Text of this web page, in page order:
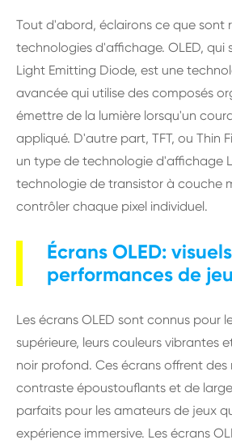
Tout d'abord, éclairons ce que sont
technologies d'affichage. OLED, qui
Light Emitting Diode, est une
avancée qui utilise des composés
émettre de la lumière lorsqu'un
appliqué. D'autre part, TFT, ou Thin
un type de technologie d'affichage
technologie de transistor à couche
contrôler chaque pixel individuel.
Écrans OLED:
performances de
Les écrans OLED sont connus pour
supérieure, leurs couleurs vibrantes
noir profond. Ces écrans offrent
contraste époustouflants et de
parfaits pour les amateurs de jeux
expérience immersive. Les écrans